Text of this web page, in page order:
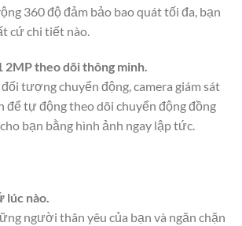
360 độ đảm bảo bao quát tối đa, bạn
cứ chi tiết nào.
2MP theo dõi thông minh.
tượng chuyển động, camera giám sát
để tự động theo dõi chuyển động đồng
bạn bằng hình ảnh ngay lập tức.
lúc nào.
người thân yêu của bạn và ngăn chặn